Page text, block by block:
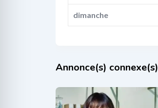
dimanche
Annonce(s) connexe(s)